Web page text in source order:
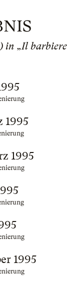
in „Il barbiere
1995
1995
1995